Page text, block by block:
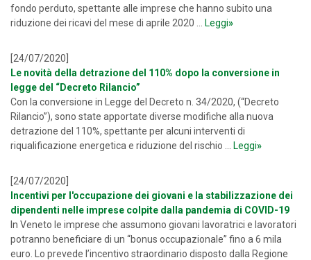
fondo perduto, spettante alle imprese che hanno subito una
riduzione dei ricavi del mese di aprile 2020 ...
Leggi»
[24/07/2020]
Le novità della detrazione del 110% dopo la conversione in
legge del “Decreto Rilancio”
Con la conversione in Legge del Decreto n. 34/2020, (“Decreto
Rilancio”), sono state apportate diverse modifiche alla nuova
detrazione del 110%, spettante per alcuni interventi di
riqualificazione energetica e riduzione del rischio ...
Leggi»
[24/07/2020]
Incentivi per l'occupazione dei giovani e la stabilizzazione dei
dipendenti nelle imprese colpite dalla pandemia di COVID-19
In Veneto le imprese che assumono giovani lavoratrici e lavoratori
potranno beneficiare di un “bonus occupazionale” fino a 6 mila
euro. Lo prevede l’incentivo straordinario disposto dalla Regione